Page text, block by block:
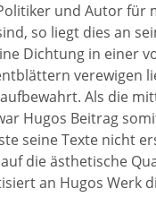
und Autor für
so liegt dies an
Dichtung in einer
verewigen
Als die
Hugos Beitrag
seine Texte nicht
die ästhetische
an Hugos Werk